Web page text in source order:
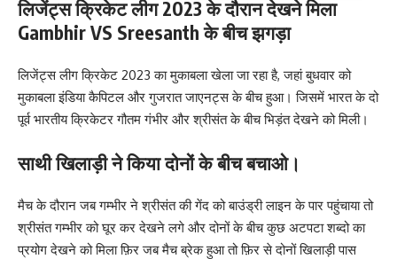
लिजेंट्स क्रिकेट लीग 2023 के दौरान देखने मिला
Gambhir VS Sreesanth के बीच झगड़ा
लिजेंट्स लीग क्रिकेट 2023 का मुकाबला खेला जा रहा है, जहां बुधवार को
मुकाबला इंडिया कैपिटल और गुजरात जाएनट्स के बीच हुआ। जिसमें भारत के दो
पूर्व भारतीय क्रिकेटर गौतम गंभीर और श्रीसंत के बीच भिड़ंत देखने को मिली।
साथी खिलाड़ी ने किया दोनों के बीच बचाओ।
मैच के दौरान जब गम्भीर ने श्रीसंत की गेंद को बाउंड्री लाइन के पार पहुंचाया तो
श्रीसंत गम्भीर को घूर कर देखने लगे और दोनों के बीच कुछ अटपटा शब्दो का
प्रयोग देखने को मिला फ़िर जब मैच ब्रेक हुआ तो फ़िर से दोनों खिलाड़ी पास